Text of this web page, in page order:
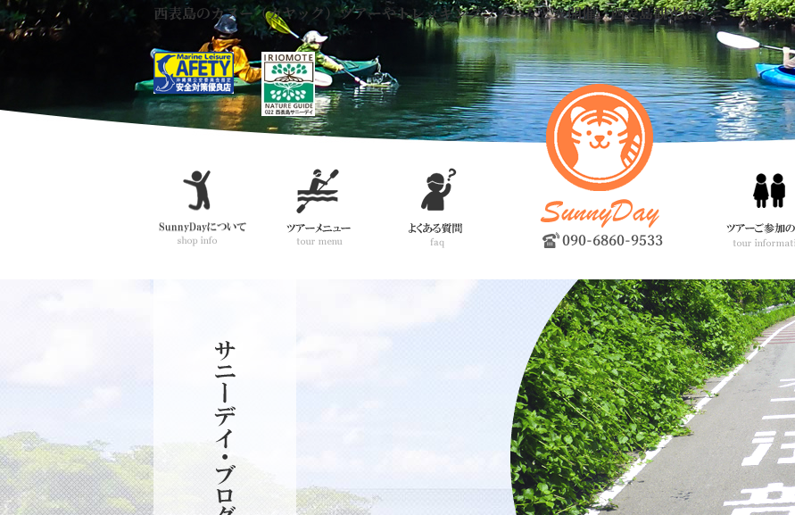
西表島のカヌー（カヤック）ツアーやトレッキングツアーなどを開催。西表島観光はサニーデイへ！